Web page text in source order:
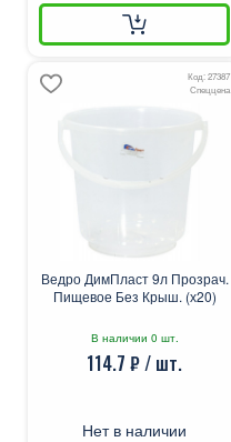
Код: 27387
Спеццена
Ведро ДимПласт 9л Прозрач.
Пищевое Без Крыш. (х20)
В наличии 0 шт.
114.7 ₽ / шт.
Нет в наличии